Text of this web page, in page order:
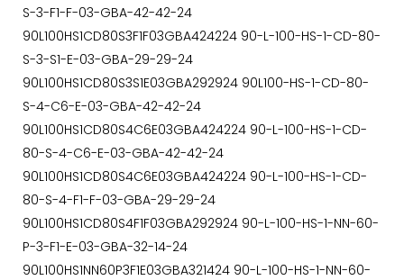
S-3-F1-F-03-GBA-42-42-24
90L100HS1CD80S3F1F03GBA424224 90-L-100-HS-1-CD-80-
S-3-S1-E-03-GBA-29-29-24
90L100HS1CD80S3S1E03GBA292924 90L100-HS-1-CD-80-
S-4-C6-E-03-GBA-42-42-24
90L100HS1CD80S4C6E03GBA424224 90-L-100-HS-1-CD-
80-S-4-C6-E-03-GBA-42-42-24
90L100HS1CD80S4C6E03GBA424224 90-L-100-HS-1-CD-
80-S-4-F1-F-03-GBA-29-29-24
90L100HS1CD80S4F1F03GBA292924 90-L-100-HS-1-NN-60-
P-3-F1-E-03-GBA-32-14-24
90L100HS1NN60P3F1E03GBA321424 90-L-100-HS-1-NN-60-